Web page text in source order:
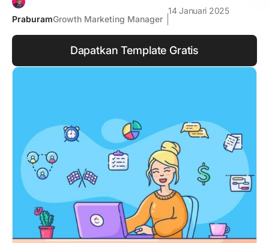
PraburamGrowth Marketing Manager
14 Januari 2025
Dapatkan Template Gratis